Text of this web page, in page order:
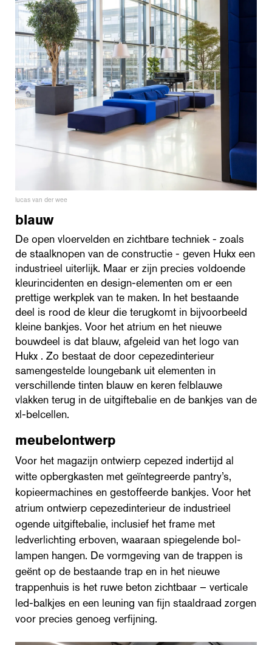
lucas van der wee
blauw
De open vloervelden en zichtbare techniek - zoals
de staalknopen van de constructie - geven Hukx een
industrieel uiterlijk. Maar er zijn precies voldoende
kleurincidenten en design-elementen om er een
prettige werkplek van te maken. In het bestaande
deel is rood de kleur die terugkomt in bijvoorbeeld
kleine bankjes. Voor het atrium en het nieuwe
bouwdeel is dat blauw, afgeleid van het logo van
Hukx . Zo bestaat de door cepezedinterieur
samengestelde loungebank uit elementen in
verschillende tinten blauw en keren felblauwe
vlakken terug in de uitgiftebalie en de bankjes van de
xl-belcellen.
meubelontwerp
Voor het magazijn ontwierp cepezed indertijd al
witte opbergkasten met geïntegreerde pantry’s,
kopieermachines en gestoffeerde bankjes. Voor het
atrium ontwierp cepezedinterieur de industrieel
ogende uitgiftebalie, inclusief het frame met
ledverlichting erboven, waaraan spiegelende bol-
lampen hangen. De vormgeving van de trappen is
geënt op de bestaande trap en in het nieuwe
trappenhuis is het ruwe beton zichtbaar – verticale
led-balkjes en een leuning van fijn staaldraad zorgen
voor precies genoeg verfijning.